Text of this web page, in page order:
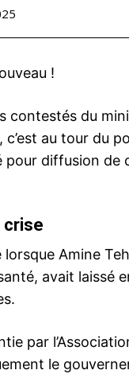
!
contestés du
au tour du
pour diffusion
crise
Amine
avait laissé
par
le